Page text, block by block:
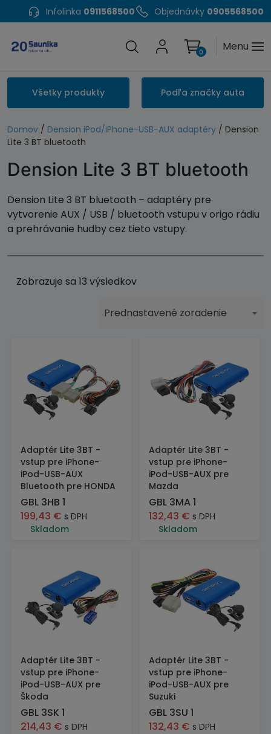
Infolinka 0911568500 Objednávky 0905568500
Menu
0
Všetky produkty Podľa značky auta
Domov / Dension iPod/iPhone-USB-AUX adaptéry / Dension
Lite 3 BT bluetooth
Dension Lite 3 BT bluetooth
Dension Lite 3 BT bluetooth – adaptéry pre
vytvorenie AUX / USB / bluetooth vstupu v origo rádiu
a prehrávanie hudby cez tieto vstupy.
Zobrazuje sa 13 výsledkov
Prednastavené zoradenie
Adaptér Lite 3BT -
vstup pre iPhone-
iPod-USB-AUX
Bluetooth pre HONDA
GBL 3HB 1
199,43 € s DPH
Skladom
Adaptér Lite 3BT -
vstup pre iPhone-
iPod-USB-AUX pre
Mazda
GBL 3MA 1
132,43 € s DPH
Skladom
Adaptér Lite 3BT -
vstup pre iPhone-
iPod-USB-AUX pre
Škoda
GBL 3SK 1
214,43 € s DPH
Adaptér Lite 3BT -
vstup pre iPhone-
iPod-USB-AUX pre
Suzuki
GBL 3SU 1
132,43 € s DPH